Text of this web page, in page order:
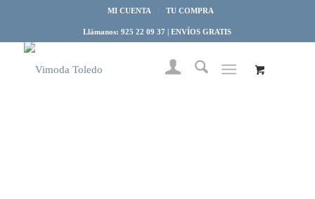
MI CUENTA TU COMPRA
Llámanos: 925 22 09 37 | ENVÍOS GRATIS